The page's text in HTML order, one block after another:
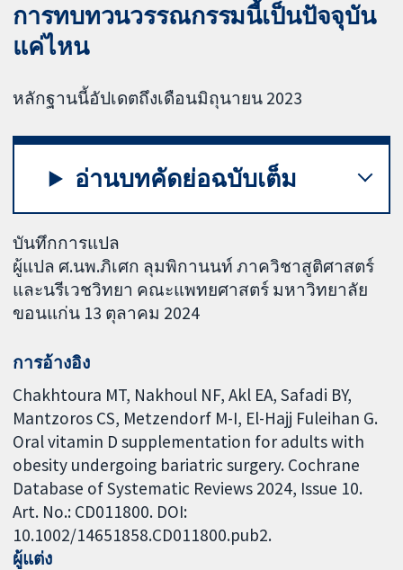
การทบทวนวรรณกรรมนี้เป็นปัจจุบัน
แค่ไหน
หลักฐานนี้อัปเดตถึงเดือนมิถุนายน 2023
อ่านบทคัดย่อฉบับเต็ม
บันทึกการแปล
ผู้แปล ศ.นพ.ภิเศก ลุมพิกานนท์ ภาควิชาสูติศาสตร์
และนรีเวชวิทยา คณะแพทยศาสตร์ มหาวิทยาลัย
ขอนแก่น 13 ตุลาคม 2024
การอ้างอิง
Chakhtoura MT, Nakhoul NF, Akl EA, Safadi BY,
Mantzoros CS, Metzendorf M-I, El-Hajj Fuleihan G.
Oral vitamin D supplementation for adults with
obesity undergoing bariatric surgery. Cochrane
Database of Systematic Reviews 2024, Issue 10.
Art. No.: CD011800. DOI:
10.1002/14651858.CD011800.pub2.
ผู้แต่ง